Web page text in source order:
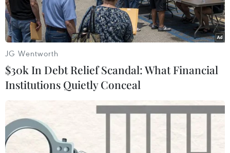
khó đảm bảo khởi công dự án vào tháng Sáu là
rất khó khăn.
JG Wentworth
$30k In Debt Relief Scandal: What Financial
Institutions Quietly Conceal